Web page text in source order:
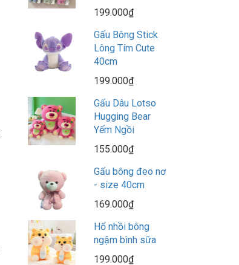
199.000₫
Gấu Bông Stick
Lông Tím Cute
40cm
199.000₫
Gấu Dâu Lotso
Hugging Bear
Yếm Ngồi
155.000₫
Gấu bông đeo nơ
- size 40cm
169.000₫
Hổ nhồi bông
ngậm bình sữa
199.000₫